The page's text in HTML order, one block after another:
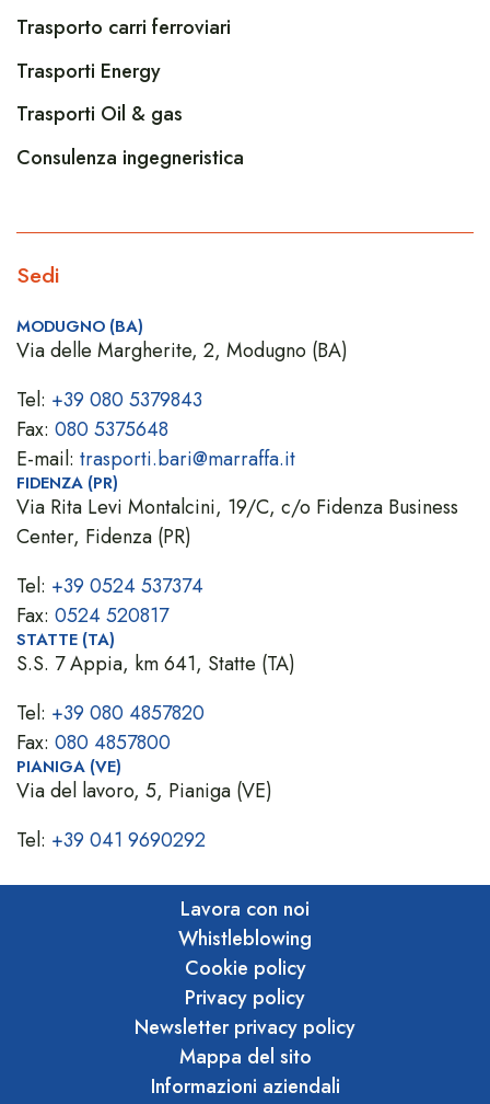
Trasporto carri ferroviari
Trasporti Energy
Trasporti Oil & gas
Consulenza ingegneristica
Sedi
MODUGNO (BA)
Via delle Margherite, 2, Modugno (BA)
Tel: +39 080 5379843
Fax: 080 5375648
E-mail: trasporti.bari@marraffa.it
FIDENZA (PR)
Via Rita Levi Montalcini, 19/C, c/o Fidenza Business
Center, Fidenza (PR)
Tel: +39 0524 537374
Fax: 0524 520817
STATTE (TA)
S.S. 7 Appia, km 641, Statte (TA)
Tel: +39 080 4857820
Fax: 080 4857800
PIANIGA (VE)
Via del lavoro, 5, Pianiga (VE)
Tel: +39 041 9690292
Lavora con noi
Whistleblowing
Cookie policy
Privacy policy
Newsletter privacy policy
Mappa del sito
Informazioni aziendali